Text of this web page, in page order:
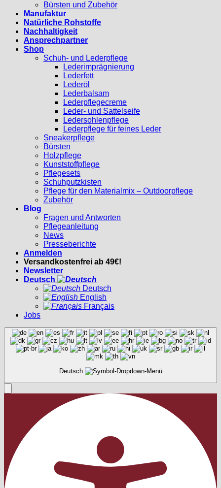
Bürsten und Zubehör
Manufaktur
Natürliche Rohstoffe
Nachhaltigkeit
Ansprechpartner
Shop
Schuh- und Lederpflege
Lederimprägnierung
Lederfett
Lederöl
Lederbalsam
Lederpflegecreme
Leder- und Sattelseife
Ledersohlenpflege
Lederpflege für feines Leder
Sneakerpflege
Bürsten
Holzpflege
Kunststoffpflege
Pflegesets
Schuhputzkisten
Pflege für den Materialmix – Outdoorpflege
Zubehör
Blog
Fragen und Antworten
Pflegeanleitung
News
Presseberichte
Anmelden
Versandkostenfrei ab 49€!
Newsletter
Deutsch
Deutsch
English
Français
Jobs
Deutsch